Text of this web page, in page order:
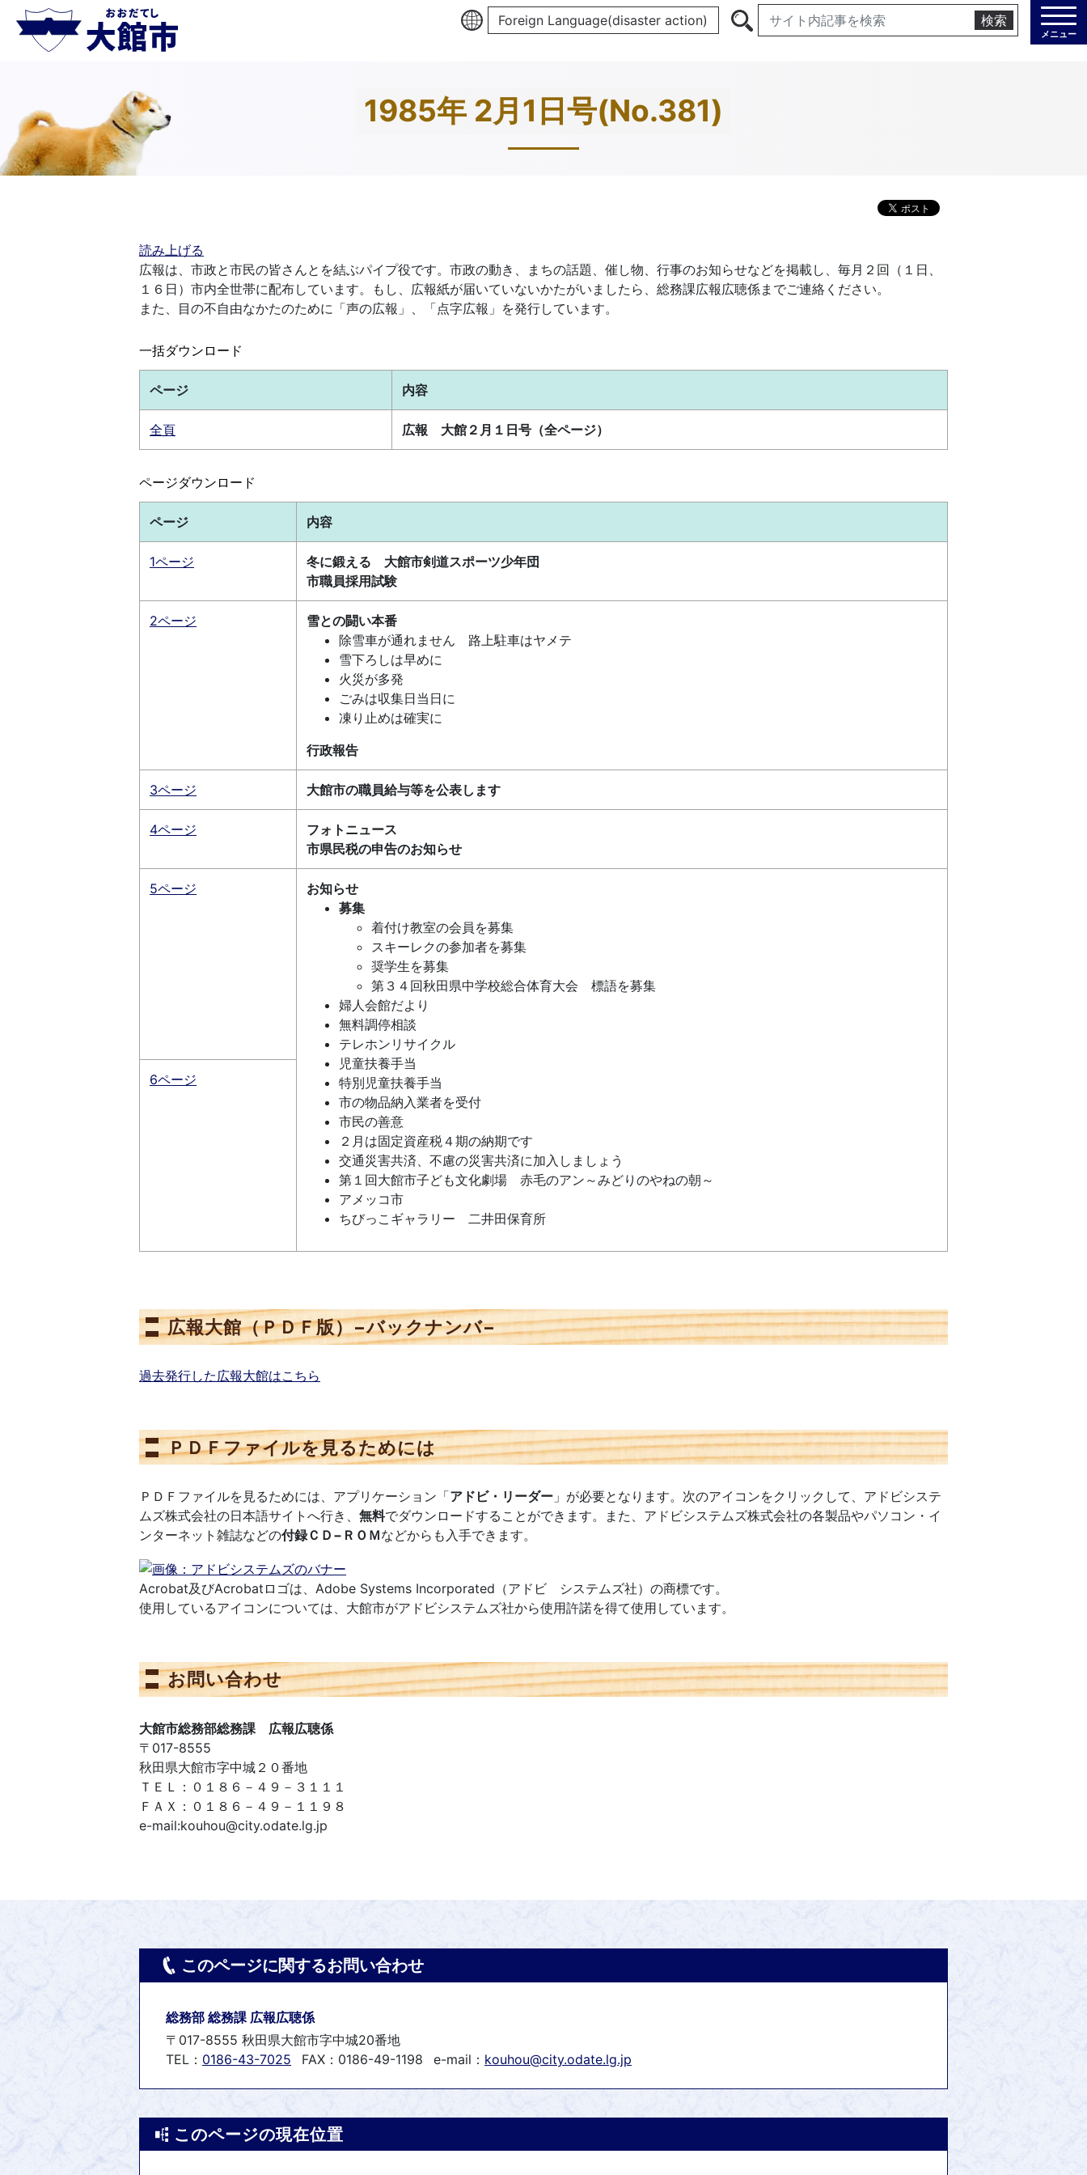
Foreign Language(disaster action) 検索
メニュー
1985年 2月1日号(No.381)
読み上げる
広報は、市政と市民の皆さんとを結ぶパイプ役です。市政の動き、まちの話題、催し物、行事のお知らせなどを掲載し、毎月２回（１日、
１６日）市内全世帯に配布しています。もし、広報紙が届いていないかたがいましたら、総務課広報広聴係までご連絡ください。
また、目の不自由なかたのために「声の広報」、「点字広報」を発行しています。
一括ダウンロード
ページ 内容
全頁 広報 大館２月１日号（全ページ）
ページダウンロード
ページ 内容
1ページ
冬に鍛える 大館市剣道スポーツ少年団
市職員採用試験
2ページ
雪との闘い本番
除雪車が通れません 路上駐車はヤメテ
雪下ろしは早めに
火災が多発
ごみは収集日当日に
凍り止めは確実に
行政報告
3ページ 大館市の職員給与等を公表します
4ページ
フォトニュース
市県民税の申告のお知らせ
5ページ
お知らせ
募集
着付け教室の会員を募集
スキーレクの参加者を募集
奨学生を募集
第３４回秋田県中学校総合体育大会 標語を募集
婦人会館だより
無料調停相談
テレホンリサイクル
児童扶養手当
特別児童扶養手当
市の物品納入業者を受付
市民の善意
２月は固定資産税４期の納期です
交通災害共済、不慮の災害共済に加入しましょう
第１回大館市子ども文化劇場 赤毛のアン～みどりのやねの朝～
アメッコ市
ちびっこギャラリー 二井田保育所
6ページ
広報大館（ＰＤＦ版）−バックナンバ−
過去発行した広報大館はこちら
ＰＤＦファイルを見るためには
ＰＤＦファイルを見るためには、アプリケーション「アドビ・リーダー 」が必要となります。次のアイコンをクリックして、アドビシステ
ムズ株式会社の日本語サイトへ行き、 無料でダウンロードすることができます。また、アドビシステムズ株式会社の各製品やパソコン・イ
ンターネット雑誌などの付録ＣＤ−ＲＯＭなどからも入手できます。
Acrobat及びAcrobatロゴは、Adobe Systems Incorporated（アドビ システムズ社）の商標です。
使用しているアイコンについては、大館市がアドビシステムズ社から使用許諾を得て使用しています。
お問い合わせ
大館市総務部総務課 広報広聴係
〒017-8555
秋田県大館市字中城２０番地
ＴＥＬ：０１８６－４９－３１１１
ＦＡＸ：０１８６－４９－１１９８
e-mail:kouhou@city.odate.lg.jp
このページに関するお問い合わせ
総務部 総務課 広報広聴係
〒017-8555 秋田県大館市字中城20番地
TEL： 0186-43-7025 FAX：0186-49-1198 e-mail： kouhou@city.odate.lg.jp
このページの現在位置